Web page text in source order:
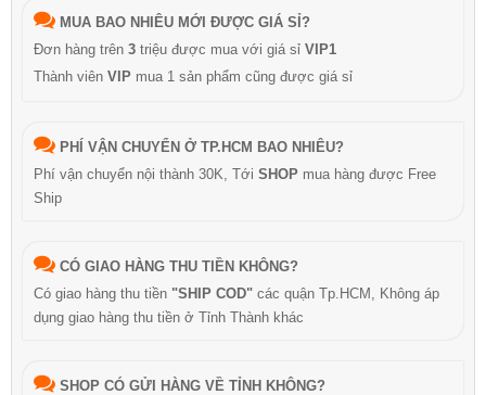
MUA BAO NHIÊU MỚI ĐƯỢC GIÁ SỈ?
Đơn hàng trên 3 triệu được mua với giá sỉ VIP1
Thành viên VIP mua 1 sản phẩm cũng được giá sỉ
PHÍ VẬN CHUYỂN Ở TP.HCM BAO NHIÊU?
Phí vận chuyển nội thành 30K, Tới SHOP mua hàng được Free
Ship
CÓ GIAO HÀNG THU TIỀN KHÔNG?
Có giao hàng thu tiền "SHIP COD" các quận Tp.HCM, Không áp
dụng giao hàng thu tiền ở Tỉnh Thành khác
SHOP CÓ GỬI HÀNG VỀ TỈNH KHÔNG?